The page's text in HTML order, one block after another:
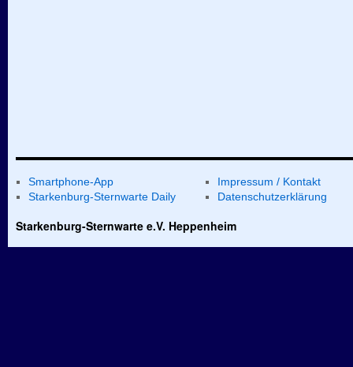
Smartphone-App
Starkenburg-Sternwarte Daily
Impressum / Kontakt
Datenschutzerklärung
Starkenburg-Sternwarte e.V. Heppenheim